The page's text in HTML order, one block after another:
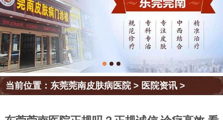
当前位置：东莞莞南皮肤病医院> 医院资讯 >